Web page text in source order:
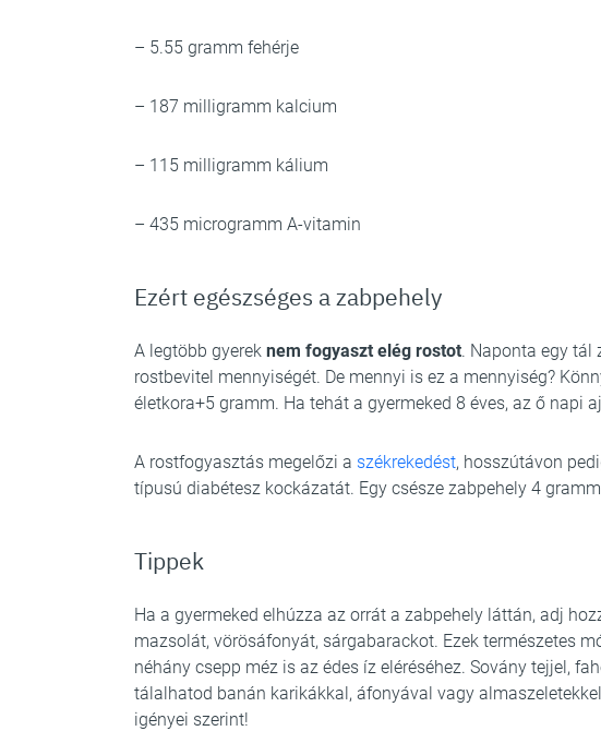
– 5.55 gramm fehérje
– 187 milligramm kalcium
– 115 milligramm kálium
– 435 microgramm A-vitamin
Ezért egészséges a zabpehely
A legtöbb gyerek nem fogyaszt elég rostot. Naponta egy tál
rostbevitel mennyiségét. De mennyi is ez a mennyiség?
életkora+5 gramm. Ha tehát a gyermeked 8 éves, az ő napi
A rostfogyasztás megelőzi a székrekedést, hosszútávon
típusú diabétesz kockázatát. Egy csésze zabpehely 4
Tippek
Ha a gyermeked elhúzza az orrát a zabpehely láttán, adj
mazsolát, vörösáfonyát, sárgabarackot. Ezek természetes
néhány csepp méz is az édes íz eléréséhez. Sovány tejjel,
tálalhatod banán karikákkal, áfonyával vagy
igényei szerint!